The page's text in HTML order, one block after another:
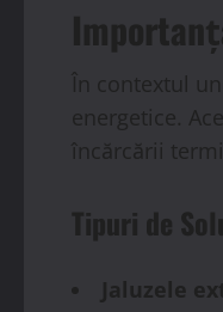
În contextul
energetice.
încărcării
Tipuri de
Jaluzele